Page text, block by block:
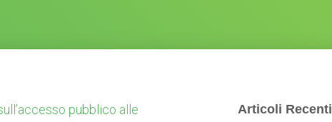
pubblico alle
Articoli Recenti